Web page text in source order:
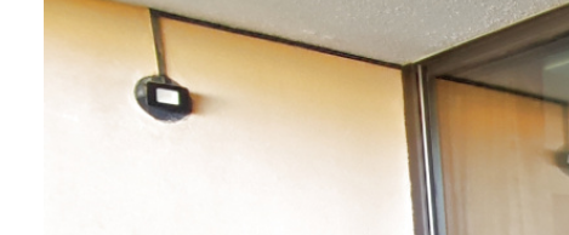
ESTIMATION
CONTACT